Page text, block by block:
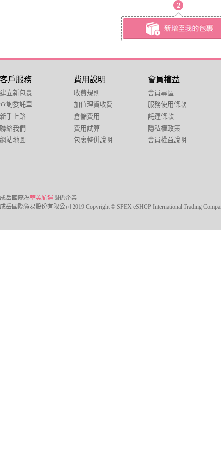
客戶服務
建立新包裹
查詢委託單
新手上路
聯絡我們
網站地圖
費用說明
收費規則
加值理貨收費
倉儲費用
費用試算
包裏整併說明
會員權益
會員專區
服務使用條款
託運條款
隱私權政策
會員權益說明
成岳國際為華美航運關係企業
成岳國際貿易股份有限公司 2019 Copyright © SPEX eSHOP International Trading